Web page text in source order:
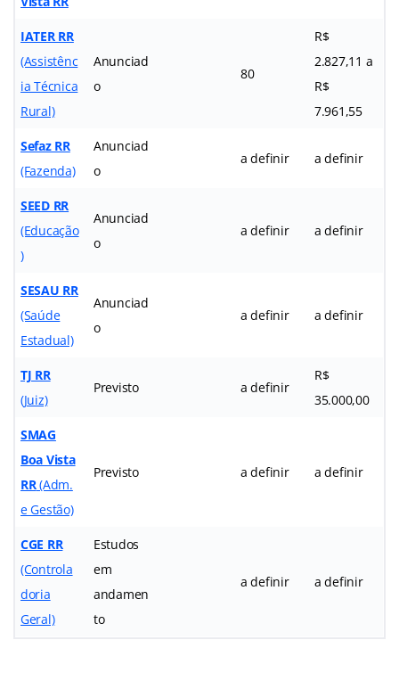
IATER RR
(Assistênc
ia Técnica
Rural)
Anunciad
o
80
R$
2.827,11 a
R$
7.961,55
Sefaz RR
(Fazenda)
Anunciad
o
a definir a definir
SEED RR
(Educação
)
Anunciad
o
a definir a definir
SESAU RR
(Saúde
Estadual)
Anunciad
o
a definir a definir
TJ RR
(Juiz)
Previsto a definir
R$
35.000,00
SMAG
Boa Vista
RR(Adm.
e Gestão)
Previsto a definir a definir
CGE RR
(Controla
doria
Geral)
Estudos
em
andamen
to
a definir a definir